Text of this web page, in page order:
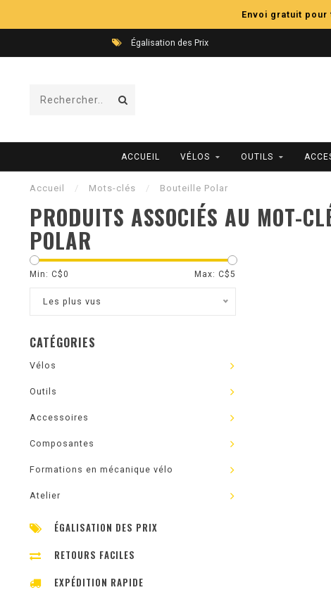
Envoi gratuit
Égalisation des Prix
ACCUEIL VÉLOS OUTILS
Accueil / Mots-clés / Bouteille Polar
PRODUITS ASSOCIÉS AU MOT-
POLAR
Min: C$0 Max: C$5
Les plus vus
CATÉGORIES
Vélos
Outils
Accessoires
Composantes
Formations en mécanique vélo
Atelier
ÉGALISATION DES PRIX
RETOURS FACILES
EXPÉDITION RAPIDE